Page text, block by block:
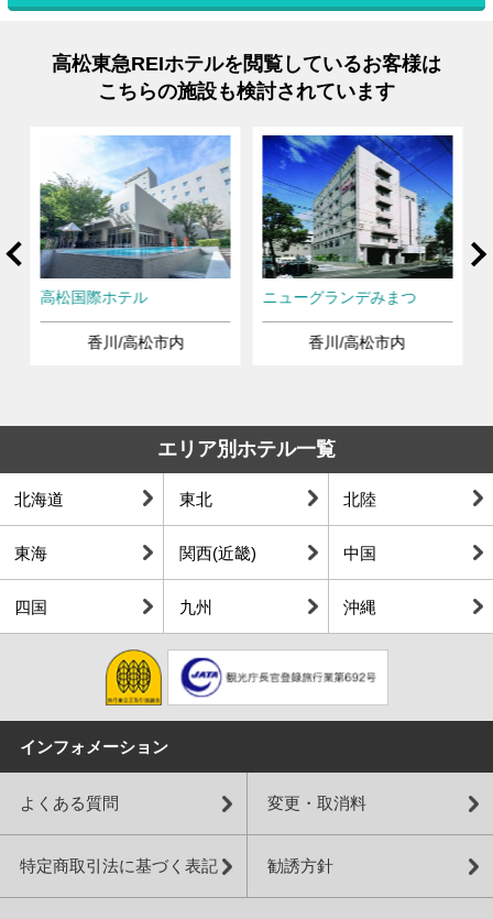
高松東急REIホテルを閲覧しているお客様は
こちらの施設も検討されています
高松国際ホテル
香川/高松市内
ニューグランデみまつ
香川/高松市内
エリア別ホテル一覧
北海道 東北 北陸
東海 関西(近畿) 中国
四国 九州 沖縄
インフォメーション
よくある質問 変更・取消料
特定商取引法に基づく表記 勧誘方針